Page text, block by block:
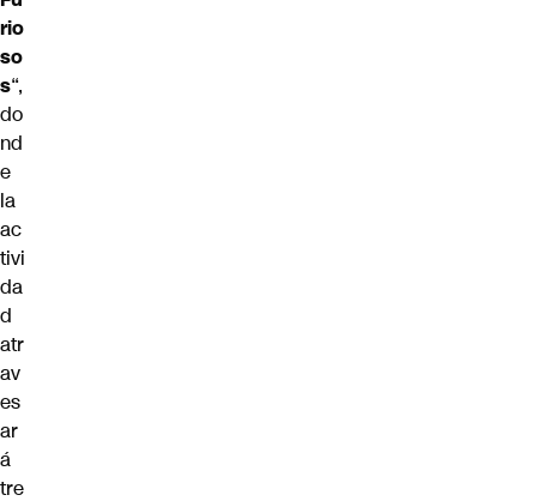
rio
so
s“,
do
nd
e
la
ac
tivi
da
d
atr
av
es
ar
á
tre